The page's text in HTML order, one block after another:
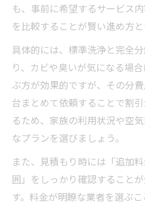
相場を知って賢く選
ント
見積もりを活用した
費用管理
安心を得るためのエアコ
較術
エアコンクリーニン
ント
口コミで分かるエア
の差
エアコンクリーニン
も、事前に希望するサービス
を比較することが賢い進め方と
具体的には、標準洗浄と完全
り、カビや臭いが気になる場
ぶ方が効果的ですが、その分
台まとめて依頼することで割
るため、家族の利用状況や空
なプランを選びましょう。
また、見積もり時には「追加
囲」をしっかり確認すること
す。料金が明瞭な業者を選ぶ